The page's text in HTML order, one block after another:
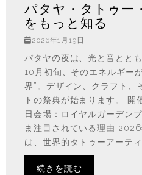
パタヤ・タトゥー
をもっと知る
2026年1月19日
パタヤの夜は、光と音とと
10月初旬、そのエネルギー
界”。デザイン、クラフト、
トの祭典が始まります。
日会場：ロイヤルガーデン
ま注目されている理由
は、世界的タトゥーアーティ
続きを読む